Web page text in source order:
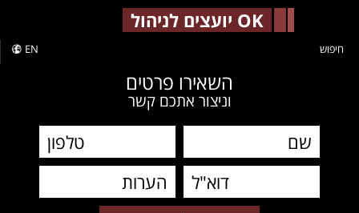
OK יועצים לניהול
EN חיפוש
השאירו פרטים
וניצור אתכם קשר